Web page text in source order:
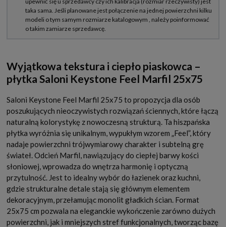
Wyjątkowa tekstura i ciepło piaskowca –
płytka Saloni Keystone Feel Marfil 25x75
Saloni Keystone Feel Marfil 25x75 to propozycja dla osób
poszukujących nieoczywistych rozwiązań ściennych, które łączą
naturalną kolorystykę z nowoczesną strukturą. Ta hiszpańska
płytka wyróżnia się unikalnym, wypukłym wzorem „Feel”, który
nadaje powierzchni trójwymiarowy charakter i subtelną grę
świateł. Odcień Marfil, nawiązujący do ciepłej barwy kości
słoniowej, wprowadza do wnętrza harmonię i optyczną
przytulność. Jest to idealny wybór do łazienek oraz kuchni,
gdzie strukturalne detale stają się głównym elementem
dekoracyjnym, przełamując monolit gładkich ścian. Format
25x75 cm pozwala na eleganckie wykończenie zarówno dużych
powierzchni, jak i mniejszych stref funkcjonalnych, tworząc bazę